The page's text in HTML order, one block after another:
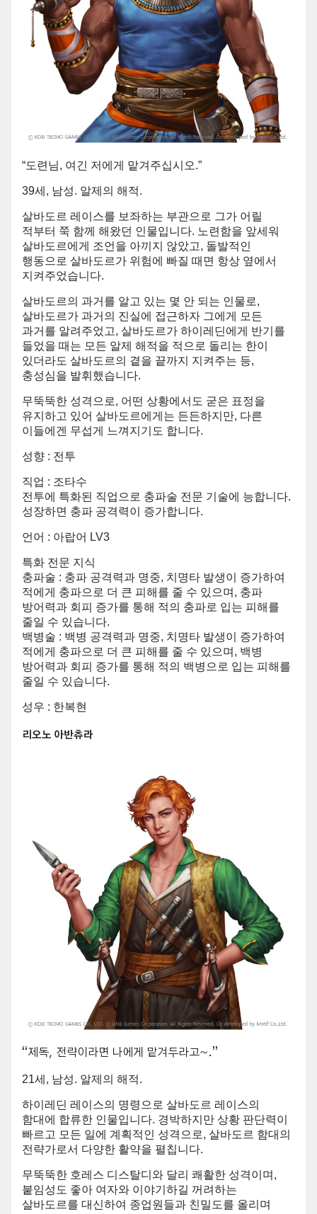
“도련님, 여긴 저에게 맡겨주십시오.”
39세, 남성. 알제의 해적.
살바도르 레이스를 보좌하는 부관으로 그가 어릴
적부터 쭉 함께 해왔던 인물입니다. 노련함을 앞세워
살바도르에게 조언을 아끼지 않았고, 돌발적인
행동으로 살바도르가 위험에 빠질 때면 항상 옆에서
지켜주었습니다.
살바도르의 과거를 알고 있는 몇 안 되는 인물로,
살바도르가 과거의 진실에 접근하자 그에게 모든
과거를 알려주었고, 살바도르가 하이레딘에게 반기를
들었을 때는 모든 알제 해적을 적으로 돌리는 한이
있더라도 살바도르의 곁을 끝까지 지켜주는 등,
충성심을 발휘했습니다.
무뚝뚝한 성격으로, 어떤 상황에서도 굳은 표정을
유지하고 있어 살바도르에게는 든든하지만, 다른
이들에겐 무섭게 느껴지기도 합니다.
성향 : 전투
직업 : 조타수
전투에 특화된 직업으로 충파술 전문 기술에 능합니다.
성장하면 충파 공격력이 증가합니다.
언어 : 아랍어 LV3
특화 전문 지식
충파술 : 충파 공격력과 명중, 치명타 발생이 증가하여
적에게 충파으로 더 큰 피해를 줄 수 있으며, 충파
방어력과 회피 증가를 통해 적의 충파로 입는 피해를
줄일 수 있습니다.
백병술 : 백병 공격력과 명중, 치명타 발생이 증가하여
적에게 충파으로 더 큰 피해를 줄 수 있으며, 백병
방어력과 회피 증가를 통해 적의 백병으로 입는 피해를
줄일 수 있습니다.
성우 : 한복현
리오노 아반츄라
“제독, 전략이라면 나에게 맡겨두라고~.”
21세, 남성. 알제의 해적.
하이레딘 레이스의 명령으로 살바도르 레이스의
함대에 합류한 인물입니다. 경박하지만 상황 판단력이
빠르고 모든 일에 계획적인 성격으로, 살바도르 함대의
전략가로서 다양한 활약을 펼칩니다.
무뚝뚝한 호레스 디스탈디와 달리 쾌활한 성격이며,
붙임성도 좋아 여자와 이야기하길 꺼려하는
살바도르를 대신하여 종업원들과 친밀도를 올리며